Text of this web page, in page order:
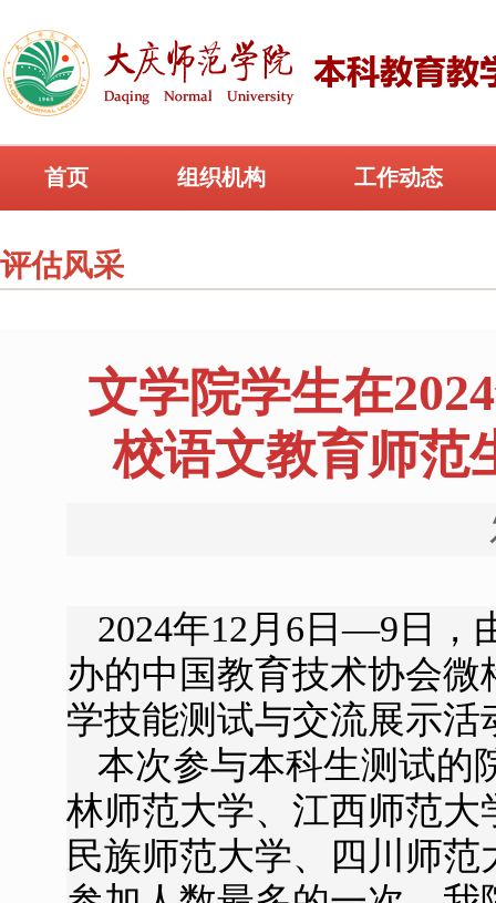
首页 组织机构 工作动态
评估风采
文学院学生在
校语文教育师范
2024年12月6日—9日，
办的中国教育技术协会
学技能测试与交流展示活
本次参与本科生测试的
林师范大学、江西师范
民族师范大学、四川师